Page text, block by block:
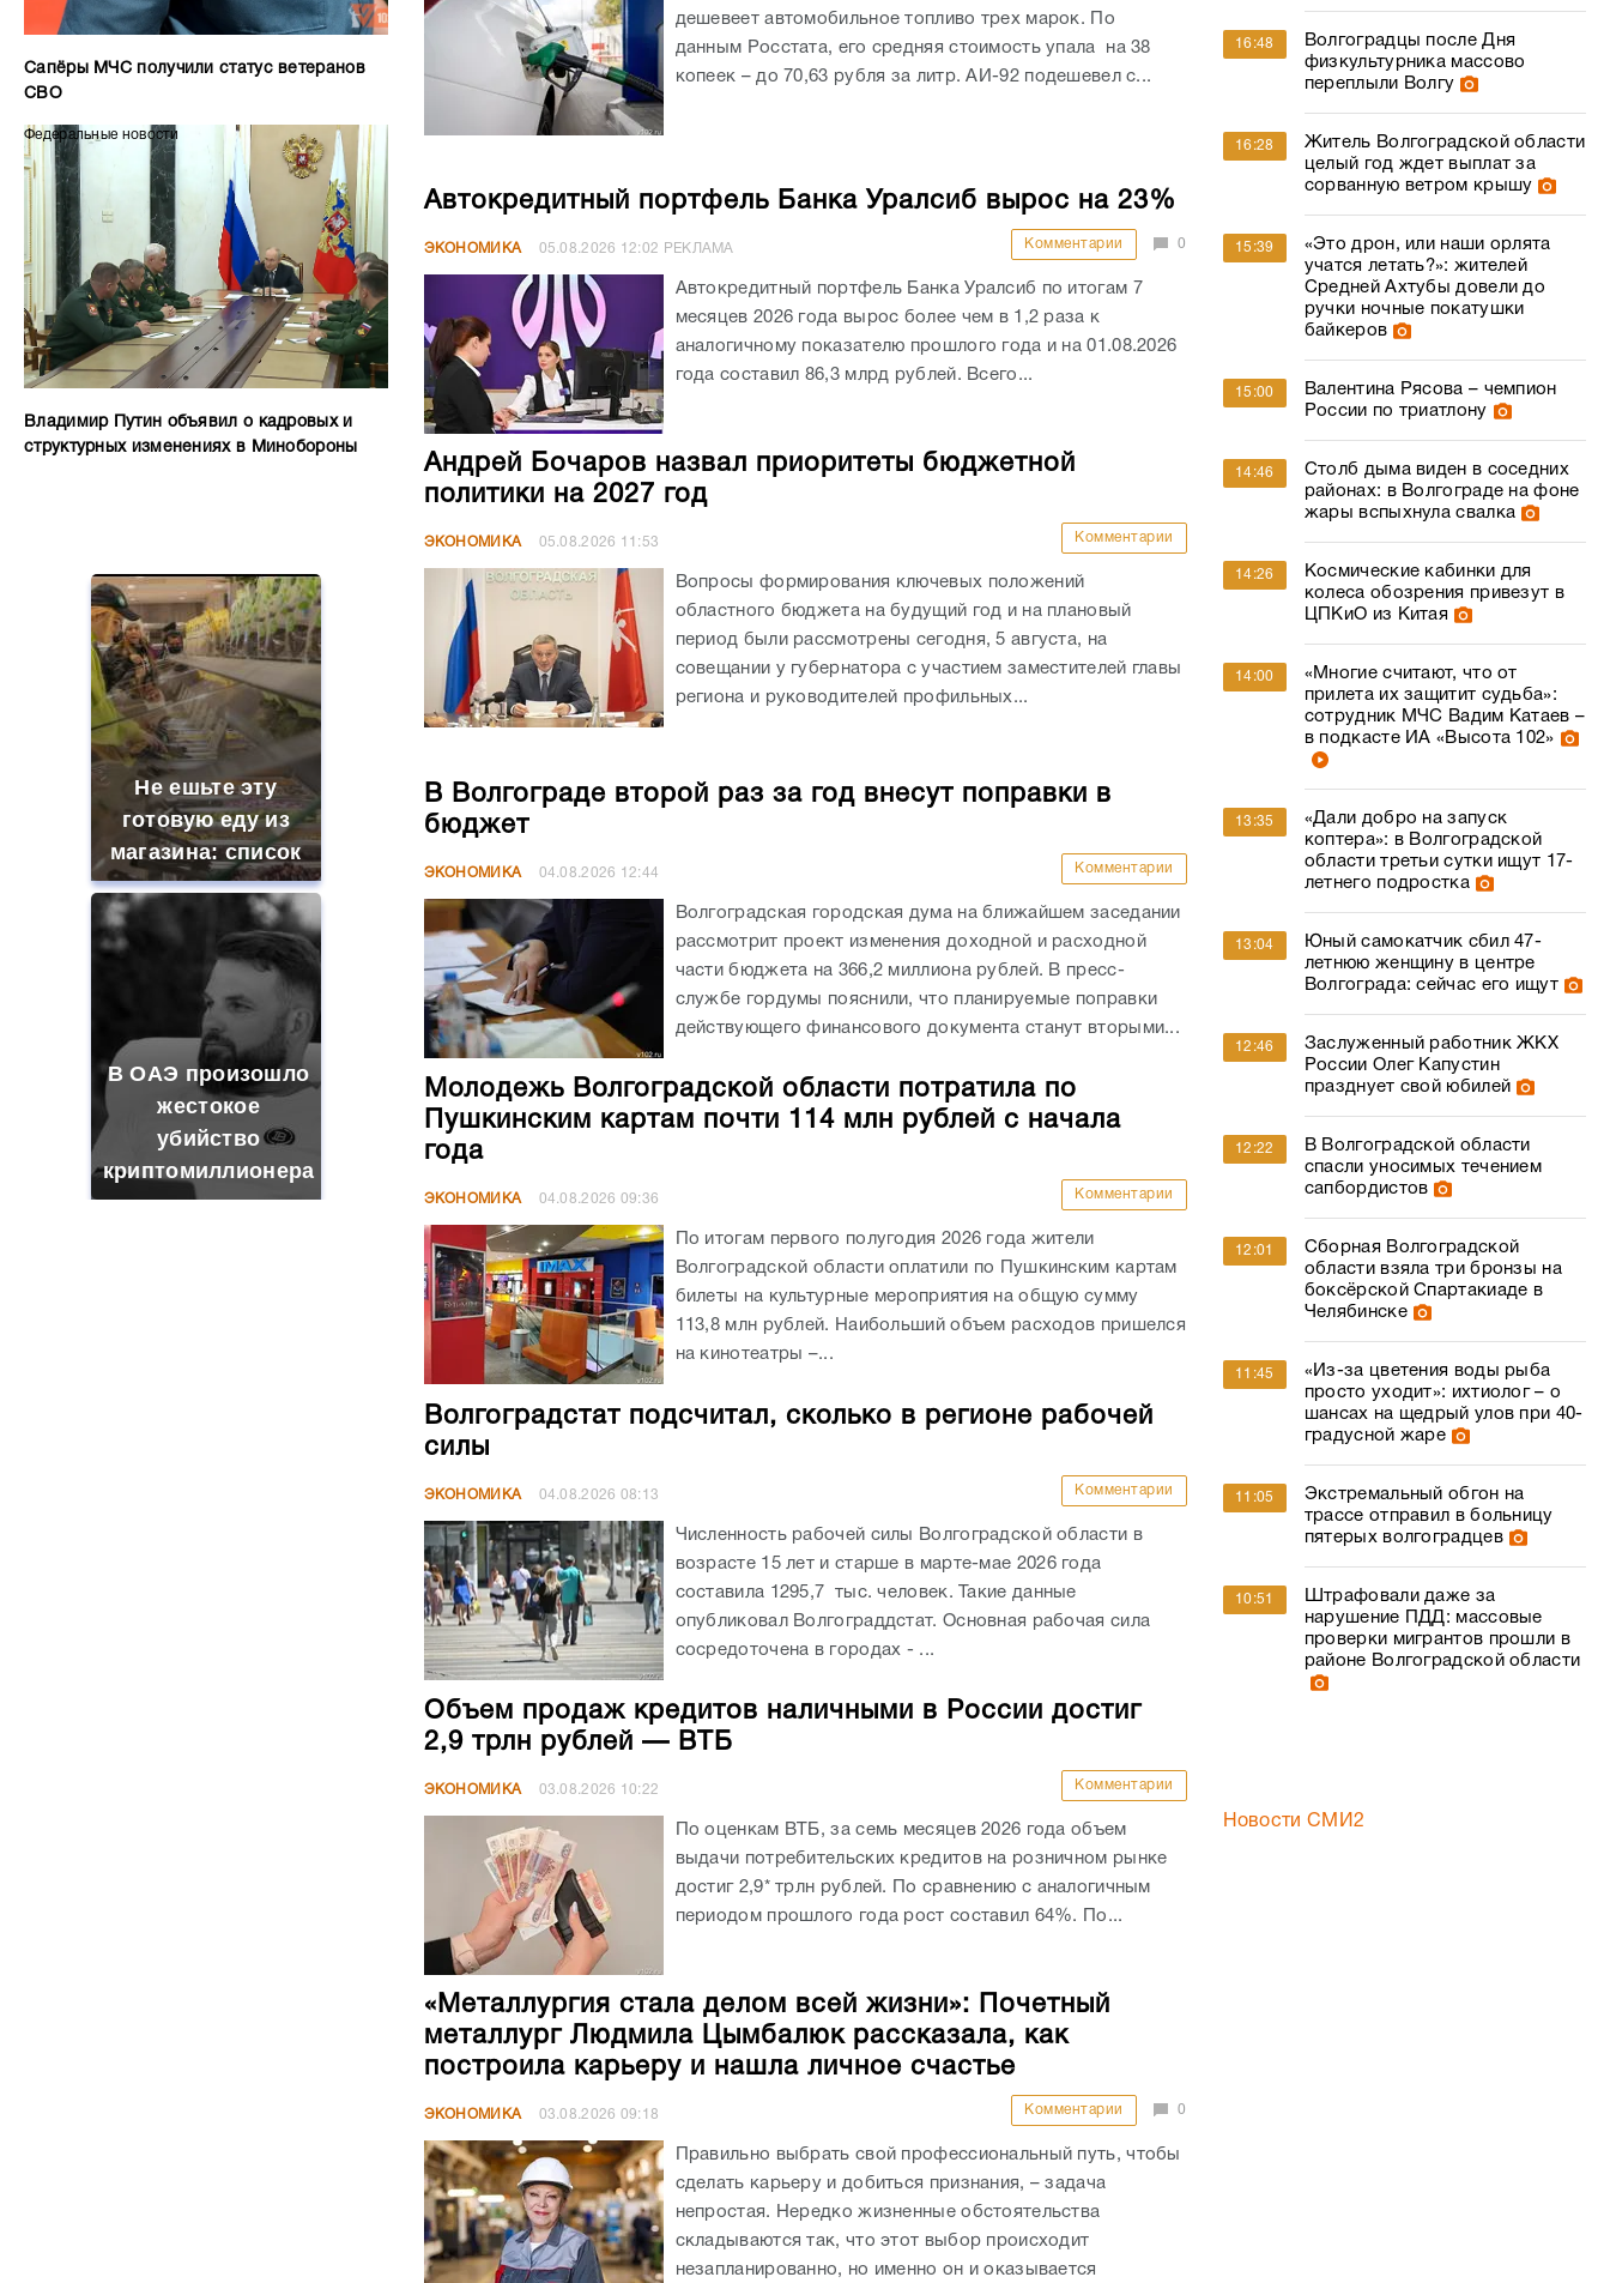
Сапёры МЧС получили статус ветеранов
СВО
Федеральные новости
Владимир Путин объявил о кадровых и
структурных изменениях в Минобороны
Не ешьте эту
готовую еду из
магазина: список
В ОАЭ произошло
жестокое
убийство
криптомиллионера
дешевеет автомобильное топливо трех марок. По
данным Росстата, его средняя стоимость упала на 38
копеек – до 70,63 рубля за литр. АИ-92 подешевел с...
Автокредитный портфель Банка Уралсиб вырос на 23%
ЭКОНОМИКА 05.08.2026 12:02 РЕКЛАМА Комментарии 0
Автокредитный портфель Банка Уралсиб по итогам 7
месяцев 2026 года вырос более чем в 1,2 раза к
аналогичному показателю прошлого года и на 01.08.2026
года составил 86,3 млрд рублей. Всего...
Андрей Бочаров назвал приоритеты бюджетной
политики на 2027 год
ЭКОНОМИКА 05.08.2026 11:53 Комментарии
Вопросы формирования ключевых положений
областного бюджета на будущий год и на плановый
период были рассмотрены сегодня, 5 августа, на
совещании у губернатора с участием заместителей главы
региона и руководителей профильных...
В Волгограде второй раз за год внесут поправки в
бюджет
ЭКОНОМИКА 04.08.2026 12:44 Комментарии
Волгоградская городская дума на ближайшем заседании
рассмотрит проект изменения доходной и расходной
части бюджета на 366,2 миллиона рублей. В пресс-
службе гордумы пояснили, что планируемые поправки
действующего финансового документа станут вторыми...
Молодежь Волгоградской области потратила по
Пушкинским картам почти 114 млн рублей с начала
года
ЭКОНОМИКА 04.08.2026 09:36 Комментарии
По итогам первого полугодия 2026 года жители
Волгоградской области оплатили по Пушкинским картам
билеты на культурные мероприятия на общую сумму
113,8 млн рублей. Наибольший объем расходов пришелся
на кинотеатры –...
Волгоградстат подсчитал, сколько в регионе рабочей
силы
ЭКОНОМИКА 04.08.2026 08:13 Комментарии
Численность рабочей силы Волгоградской области в
возрасте 15 лет и старше в марте-мае 2026 года
составила 1295,7 тыс. человек. Такие данные
опубликовал Волгограддстат. Основная рабочая сила
сосредоточена в городах - ...
Объем продаж кредитов наличными в России достиг
2,9 трлн рублей — ВТБ
ЭКОНОМИКА 03.08.2026 10:22 Комментарии
По оценкам ВТБ, за семь месяцев 2026 года объем
выдачи потребительских кредитов на розничном рынке
достиг 2,9* трлн рублей. По сравнению с аналогичным
периодом прошлого года рост составил 64%. По...
«Металлургия стала делом всей жизни»: Почетный
металлург Людмила Цымбалюк рассказала, как
построила карьеру и нашла личное счастье
ЭКОНОМИКА 03.08.2026 09:18 Комментарии 0
Правильно выбрать свой профессиональный путь, чтобы
сделать карьеру и добиться признания, – задача
непростая. Нередко жизненные обстоятельства
складываются так, что этот выбор происходит
незапланированно, но именно он и оказывается
16:48
Волгоградцы после Дня
физкультурника массово
переплыли Волгу
16:28
Житель Волгоградской области
целый год ждет выплат за
сорванную ветром крышу
15:39
«Это дрон, или наши орлята
учатся летать?»: жителей
Средней Ахтубы довели до
ручки ночные покатушки
байкеров
15:00
Валентина Рясова – чемпион
России по триатлону
14:46
Столб дыма виден в соседних
районах: в Волгограде на фоне
жары вспыхнула свалка
14:26
Космические кабинки для
колеса обозрения привезут в
ЦПКиО из Китая
14:00
«Многие считают, что от
прилета их защитит судьба»:
сотрудник МЧС Вадим Катаев –
в подкасте ИА «Высота 102»
13:35
«Дали добро на запуск
коптера»: в Волгоградской
области третьи сутки ищут 17-
летнего подростка
13:04
Юный самокатчик сбил 47-
летнюю женщину в центре
Волгограда: сейчас его ищут
12:46
Заслуженный работник ЖКХ
России Олег Капустин
празднует свой юбилей
12:22
В Волгоградской области
спасли уносимых течением
сапбордистов
12:01
Сборная Волгоградской
области взяла три бронзы на
боксёрской Спартакиаде в
Челябинске
11:45
«Из-за цветения воды рыба
просто уходит»: ихтиолог – о
шансах на щедрый улов при 40-
градусной жаре
11:05
Экстремальный обгон на
трассе отправил в больницу
пятерых волгоградцев
10:51
Штрафовали даже за
нарушение ПДД: массовые
проверки мигрантов прошли в
районе Волгоградской области
Новости СМИ2